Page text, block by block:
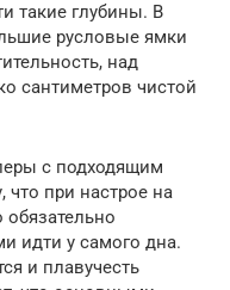
такие глубины. В
русловые ямки
над
сантиметров чистой
с подходящим
что при настрое на
идти у самого дна.
и плавучесть